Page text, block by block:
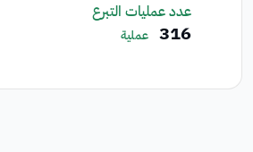
عدد عمليات التبرع
316 عملية